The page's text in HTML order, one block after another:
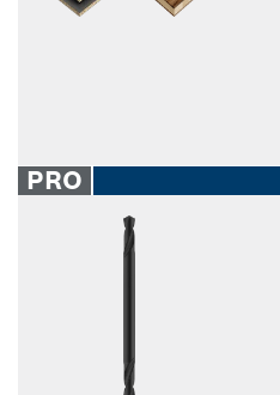
PRO